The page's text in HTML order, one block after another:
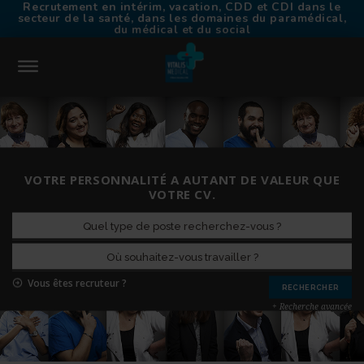
Recrutement en intérim, vacation, CDD et CDI dans le
secteur de la santé, dans les domaines du paramédical,
du médical et du social
CONNEXION
TROUVER UN EMPLOI
CHOISIR VITALIS MÉDICAL
TRAVAILLER EN INTÉRIM
NOS AGENCES
VOTRE PERSONNALITÉ A AUTANT DE VALEUR QUE
VOTRE CV.
Vous êtes recruteur ?
+ Recherche avancée